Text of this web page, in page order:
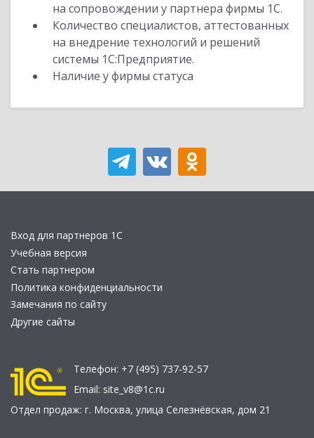
на сопровождении у партнера фирмы 1С.
Количество специалистов, аттестованных
на внедрение технологий и решений
системы 1С:Предприятие.
Наличие у фирмы статуса
Вход для партнеров 1С
Учебная версия
Стать партнером
Политика конфиденциальности
Замечания по сайту
Другие сайты
Телефон: +7 (495) 737-92-57
Email: site_v8@1c.ru
Отдел продаж: г. Москва, улица Селезнёвская, дом 21